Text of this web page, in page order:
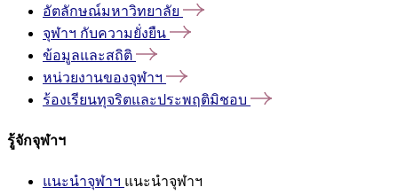
อัตลักษณ์มหาวิทยาลัย
จุฬาฯ กับความยั่งยืน
ข้อมูลและสถิติ
หน่วยงานของจุฬาฯ
ร้องเรียนทุจริตและประพฤติมิชอบ
รู้จักจุฬาฯ
แนะนำจุฬาฯ แนะนำจุฬาฯ